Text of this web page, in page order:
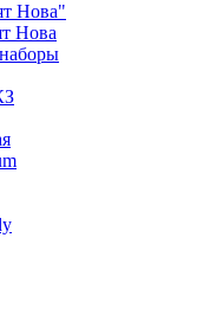
Нова"
Нова